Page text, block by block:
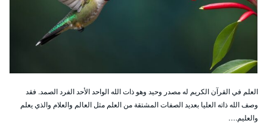
العلم في القرآن الكريم له مصدر وحيد وهو ذات الله الواحد الأحد الفرد الصمد. فقد
وصف الله ذاته العليا بعديد الصفات المشتقة من العلم مثل العالم والعلام والذي يعلم
والعليم.…